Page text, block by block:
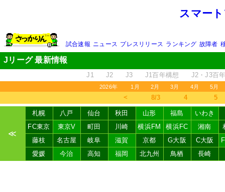
スマー
試合速報 ニュース プレスリリース ランキング 故障者
Jリーグ 最新情報
J1 J2 J3 J1百年構想 J2・J3百
2026年 1月 2月 3月 4月 5月
＜ 8/3 4 5
≪
札幌 八戸 仙台 秋田 山形 福島
いわき
FC東京
東京V 町田 川崎 横浜FM 横浜FC 湘南
藤枝
名古屋 岐阜 滋賀 京都 G大阪 C大阪
愛媛
今治 高知 福岡 北九州 鳥栖 長崎